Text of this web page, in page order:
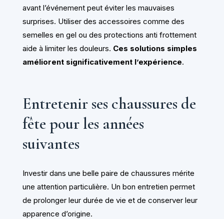
avant l’événement peut éviter les mauvaises
surprises. Utiliser des accessoires comme des
semelles en gel ou des protections anti frottement
aide à limiter les douleurs. Ces solutions simples
améliorent significativement l’expérience.
Entretenir ses chaussures de
fête pour les années
suivantes
Investir dans une belle paire de chaussures mérite
une attention particulière. Un bon entretien permet
de prolonger leur durée de vie et de conserver leur
apparence d’origine.